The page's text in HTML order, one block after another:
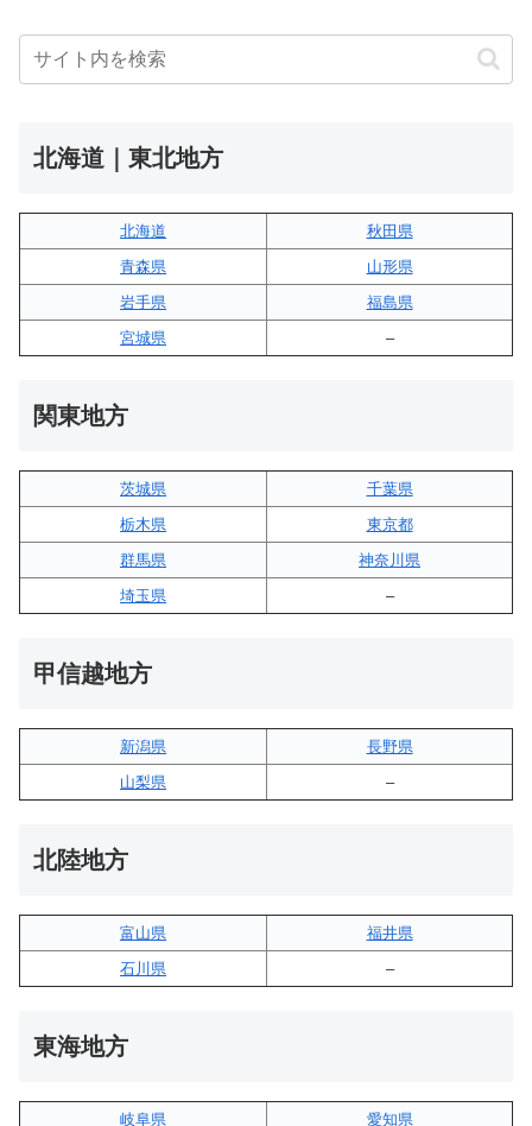
北海道｜東北地方
北海道
秋田県
青森県
山形県
岩手県
福島県
宮城県
–
関東地方
茨城県
千葉県
栃木県
東京都
群馬県
神奈川県
埼玉県
–
甲信越地方
新潟県
長野県
山梨県
–
北陸地方
富山県
福井県
石川県
–
東海地方
岐阜県
愛知県